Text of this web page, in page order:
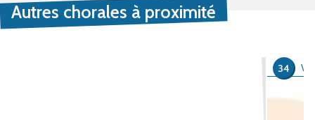
Autres chorales à proximité
34